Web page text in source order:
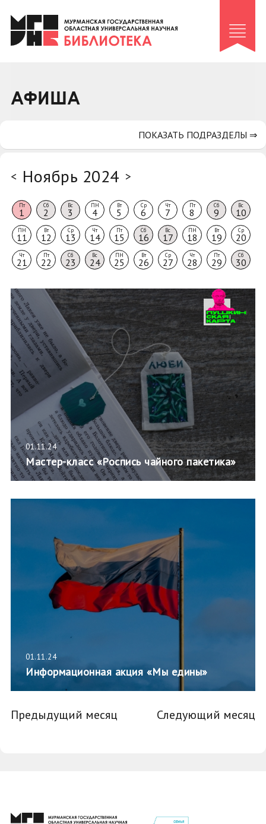
Клуб «Гиря и сельдерей»
Клуб «Семейный архив»
Коллегам
АФИША
< Ноябрь 2024 >
Пт
1
Сб
2
Вс
3
ПН
4
Вт
5
Ср
6
Чт
7
Пт
8
Сб
9
Вс
10
ПН
11
Вт
12
Ср
13
Чт
14
Пт
15
Сб
16
Вс
17
ПН
18
Вт
19
Ср
20
Чт
21
Пт
22
Сб
23
Вс
24
ПН
25
Вт
26
Ср
27
Чт
28
Пт
29
Сб
30
01.11.24
Мастер-класс «Роспись чайного пакетика»
01.11.24
Информационная акция «Мы едины»
Предыдущий месяц Следующий месяц
ПОКАЗАТЬ ПОДРАЗДЕЛЫ ⇒